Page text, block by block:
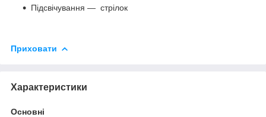
Підсвічування ― стрілок
Приховати
Характеристики
Основні